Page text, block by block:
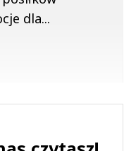
dla...